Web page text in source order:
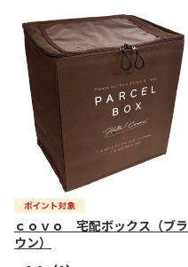
ｃｏｖｏ 宅配ボックス（ブラ
ウン）